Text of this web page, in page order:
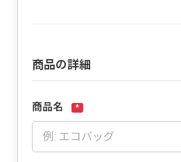
商品の詳細
商品名 *